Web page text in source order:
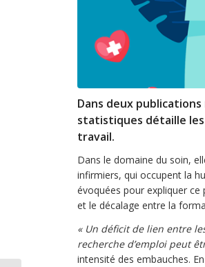
Dans deux
statistiques détaille les
travail.
Dans le domaine du soin,
infirmiers, qui occupent la
évoquées pour expliquer
et le décalage entre la
« Un déficit de lien entre
recherche d’emploi peut
intensité des embauches.